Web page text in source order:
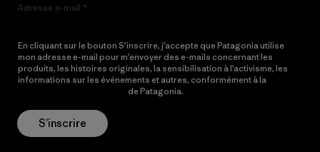
Adresse e-mail
En cliquant sur le bouton S’inscrire, j’accepte que Patagonia utilise
mon adresse e-mail pour m’envoyer des e-mails concernant les
produits, les histoires originales, la sensibilisation à l’activisme, les
informations sur les événements et autres, conformément à la
de Patagonia.
S’inscrire